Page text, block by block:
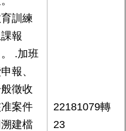
訓練
課報
.加班
報、
徵收
案件
溯建檔
22181079轉
23